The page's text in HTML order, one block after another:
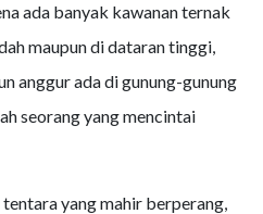
ada banyak kawanan ternak
maupun di dataran tinggi,
anggur ada di gunung-gunung
seorang yang mencintai
yang mahir berperang,